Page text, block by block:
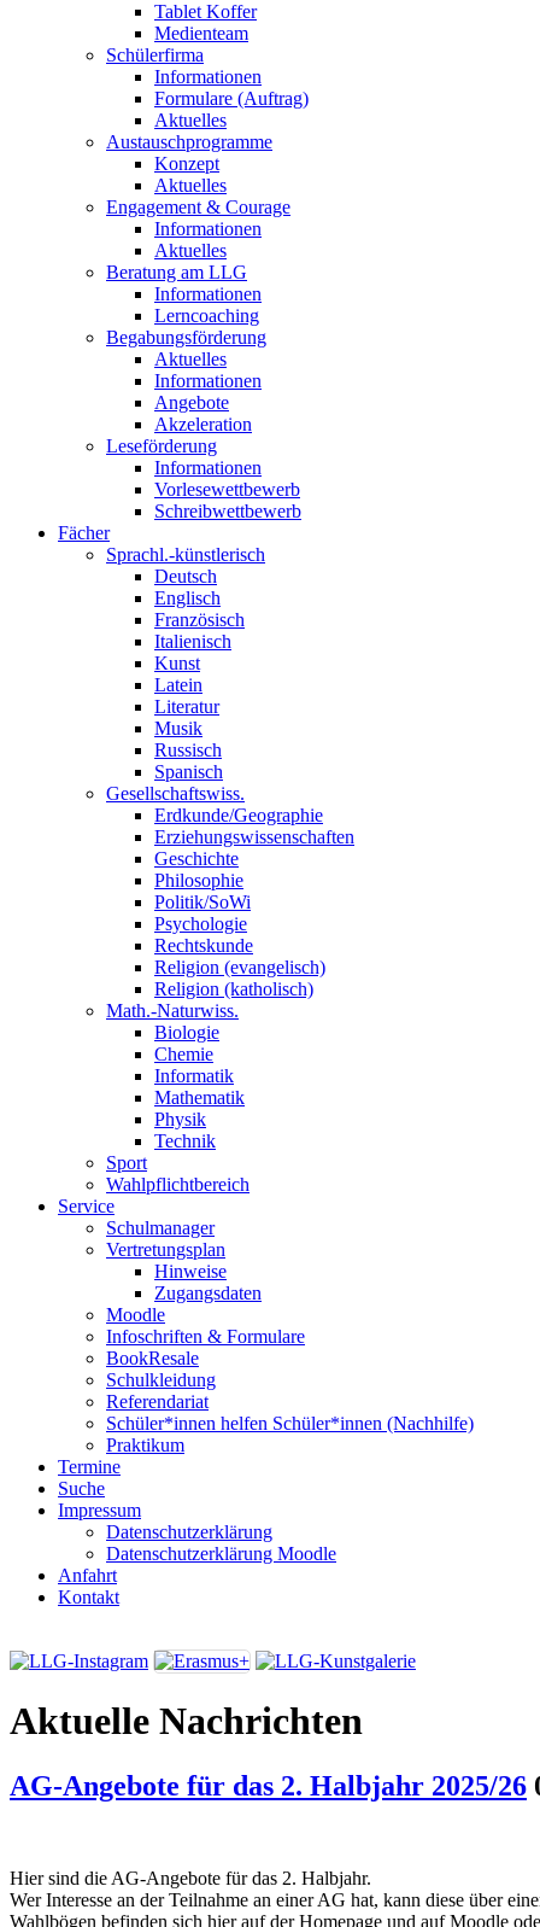
Tablet Koffer
Medienteam
Schülerfirma
Informationen
Formulare (Auftrag)
Aktuelles
Austauschprogramme
Konzept
Aktuelles
Engagement & Courage
Informationen
Aktuelles
Beratung am LLG
Informationen
Lerncoaching
Begabungsförderung
Aktuelles
Informationen
Angebote
Akzeleration
Leseförderung
Informationen
Vorlesewettbewerb
Schreibwettbewerb
Fächer
Sprachl.-künstlerisch
Deutsch
Englisch
Französisch
Italienisch
Kunst
Latein
Literatur
Musik
Russisch
Spanisch
Gesellschaftswiss.
Erdkunde/Geographie
Erziehungswissenschaften
Geschichte
Philosophie
Politik/SoWi
Psychologie
Rechtskunde
Religion (evangelisch)
Religion (katholisch)
Math.-Naturwiss.
Biologie
Chemie
Informatik
Mathematik
Physik
Technik
Sport
Wahlpflichtbereich
Service
Schulmanager
Vertretungsplan
Hinweise
Zugangsdaten
Moodle
Infoschriften & Formulare
BookResale
Schulkleidung
Referendariat
Schüler*innen helfen Schüler*innen (Nachhilfe)
Praktikum
Termine
Suche
Impressum
Datenschutzerklärung
Datenschutzerklärung Moodle
Anfahrt
Kontakt
Aktuelle Nachrichten
AG-Angebote für das 2. Halbjahr 2025/26
Hier sind die AG-Angebote für das 2. Halbjahr.
Wer Interesse an der Teilnahme an einer AG hat, kann diese über
Wahlbögen befinden sich hier auf der Homepage und auf Moodle